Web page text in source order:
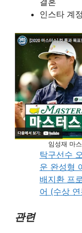
인스타 계정
임성재 마
탁구선수
운 완성형
배지환 프
어 (수상
관련